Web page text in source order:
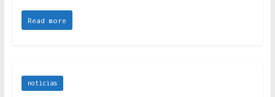
Read more
noticias